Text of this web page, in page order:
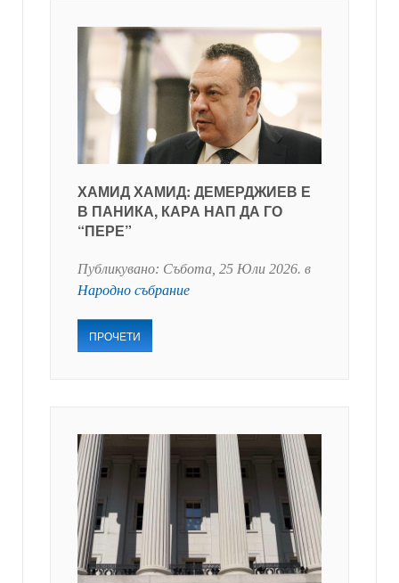
ХАМИД ХАМИД: ДЕМЕРДЖИЕВ Е
В ПАНИКА, КАРА НАП ДА ГО
“ПЕРЕ”
Публикувано: Събота, 25 Юли 2026. в
Народно събрание
ПРОЧЕТИ